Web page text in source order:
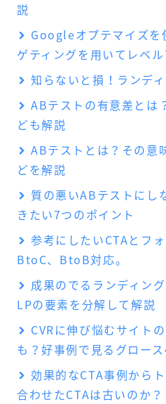
説
Googleオプテマイズを
ゲティングを用いてレベ
知らないと損！ランデ
ABテストの有意差とは
ども解説
ABテストとは？その意
どを解説
質の悪いABテストにし
きたい7つのポイント
参考にしたいCTAとフ
BtoC、BtoB対応。
成果のでるランディン
LPの要素を分解して解説
CVRに伸び悩むサイト
も？好事例で見るグロー
効果的なCTA事例から
合わせたCTAは古いのか？